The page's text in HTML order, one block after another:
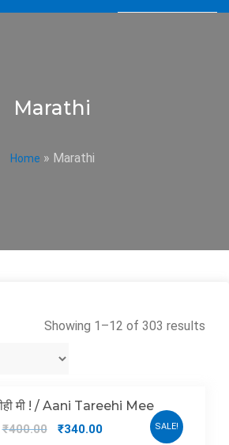
Marathi
Home » Marathi
Showing 1–12 of 303 results
SALE!
मी ! / Aani Tareehi Mee
₹400.00 ₹340.00